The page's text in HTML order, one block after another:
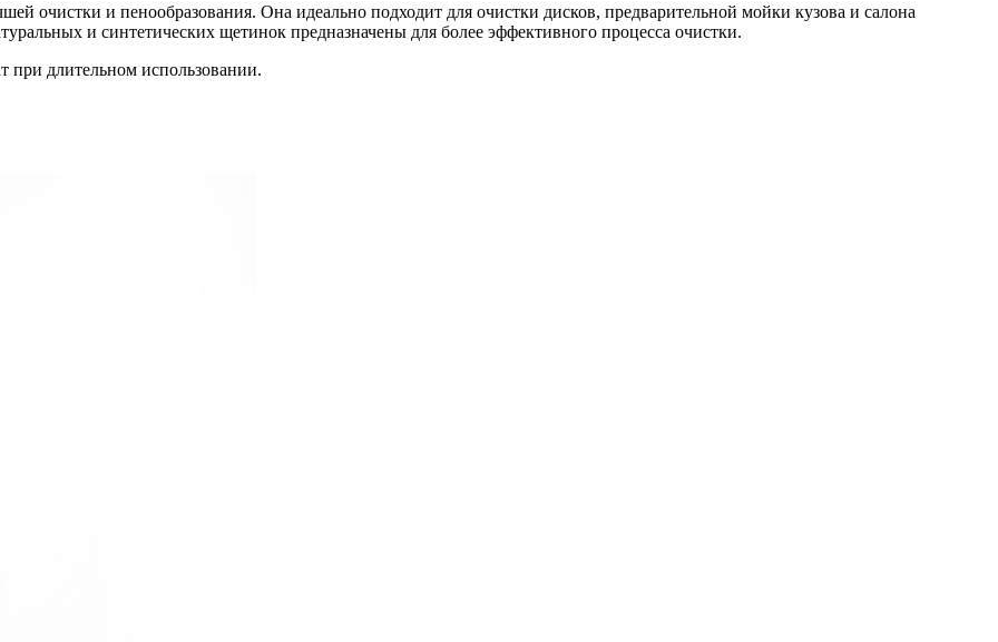
очистки и пенообразования. Она идеально подходит для очистки дисков, предварительной мойки кузова и салона
и синтетических щетинок предназначены для более эффективного процесса очистки.
при длительном использовании.